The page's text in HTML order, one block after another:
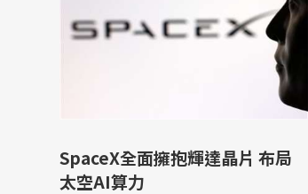
SpaceX全面擁抱輝達晶片 布局
太空AI算力